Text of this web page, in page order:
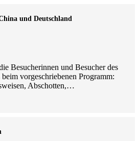
und Deutschland
Besucherinnen und Besucher des
vorgeschriebenen Programm:
Abschotten,…